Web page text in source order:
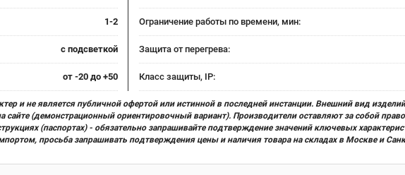
1-2 Ограничение работы по времени, мин:
с подсветкой Защита от перегрева:
от -20 до +50 Класс защиты, IP:
и не является публичной офертой или истинной в последней инстанции. Внешний вид
сайте (демонстрационный ориентировочный вариант). Производители оставляют за собой
(паспортах) - обязательно запрашивайте подтверждение значений ключевых
просьба запрашивать подтверждения цены и наличия товара на складах в Москве и